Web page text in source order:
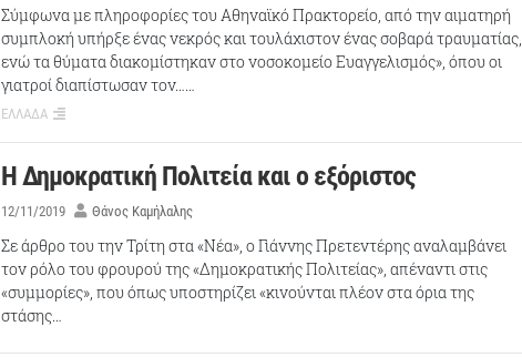
Σύμφωνα με πληροφορίες του Αθηναϊκό Πρακτορείο, από την αιματηρή
συμπλοκή υπήρξε ένας νεκρός και τουλάχιστον ένας σοβαρά τραυματίας,
ενώ τα θύματα διακομίστηκαν στο νοσοκομείο Ευαγγελισμός», όπου οι
γιατροί διαπίστωσαν τον……
ΕΛΛΑΔΑ
Η Δημοκρατική Πολιτεία και ο εξόριστος
12/11/2019 Θάνος Καμήλαλης
Σε άρθρο του την Τρίτη στα «Νέα», ο Γιάννης Πρετεντέρης αναλαμβάνει
τον ρόλο του φρουρού της «Δημοκρατικής Πολιτείας», απέναντι στις
«συμμορίες», που όπως υποστηρίζει «κινούνται πλέον στα όρια της
στάσης…